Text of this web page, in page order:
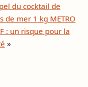
du cocktail de
de mer 1 kg METRO
: un risque pour la
»